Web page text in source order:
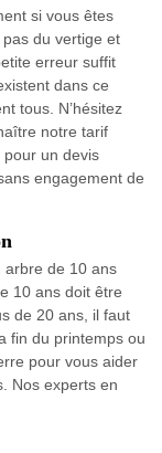
si vous êtes
du vertige et
erreur suffit
dans ce
tous. N’hésitez
notre tarif
pour un devis
engagement de
arbre de 10 ans
10 ans doit être
de 20 ans, il faut
fin du printemps ou
pour vous aider
Nos experts en